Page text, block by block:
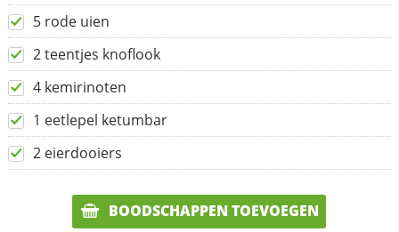
5 rode uien
2 teentjes knoflook
4 kemirinoten
1 eetlepel ketumbar
2 eierdooiers
BOODSCHAPPEN TOEVOEGEN